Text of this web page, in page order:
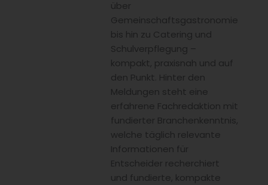
über
Gemeinschaftsgastronomie
bis hin zu Catering und
Schulverpflegung –
kompakt, praxisnah und auf
den Punkt. Hinter den
Meldungen steht eine
erfahrene Fachredaktion mit
fundierter Branchenkenntnis,
welche täglich relevante
Informationen für
Entscheider recherchiert
und fundierte, kompakte